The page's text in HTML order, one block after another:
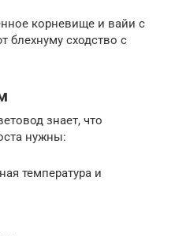
корневище и вайи с
сходство с
знает, что
нужны:
температура и